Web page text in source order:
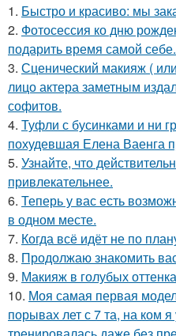
1. Быстро и красиво: мы
2. Фотосессия ко дню
подарить время самой себе.
3. Сценический макияж (
лицо актера заметным
софитов.
4. Туфли с бусинками и ни
похудевшая Елена Ваенга
5. Узнайте, что
привлекательнее.
6. Теперь у вас есть
в одном месте.
7. Когда всё идёт не по
8. Продолжаю знакомить
9. Макияж в голубых
10. Моя самая первая
порывах лет с 7 та, на ком